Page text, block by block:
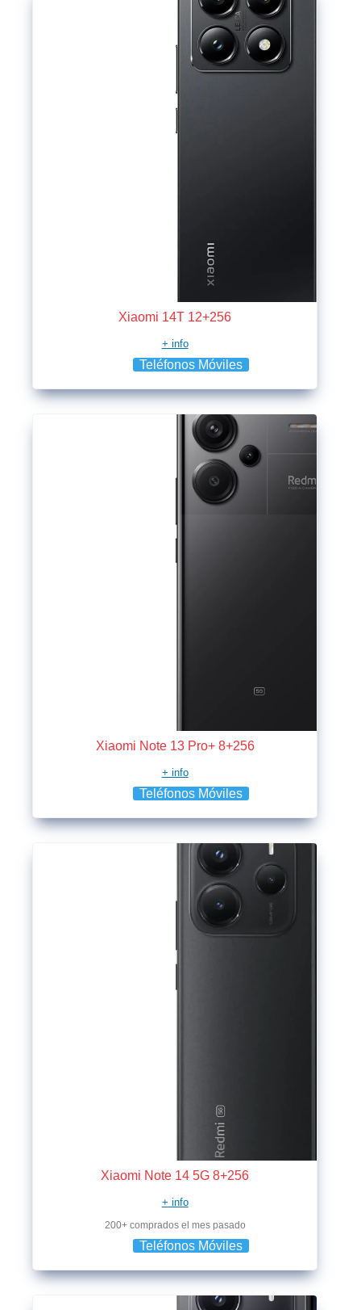
Xiaomi 14T 12+256
+ info
Teléfonos Móviles
Xiaomi Note 13 Pro+ 8+256
+ info
Teléfonos Móviles
Xiaomi Note 14 5G 8+256
+ info
200+ comprados el mes pasado
Teléfonos Móviles